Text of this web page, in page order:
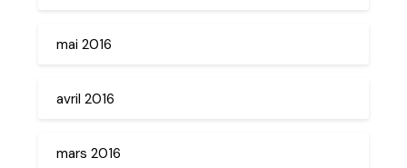
mai 2016
avril 2016
mars 2016